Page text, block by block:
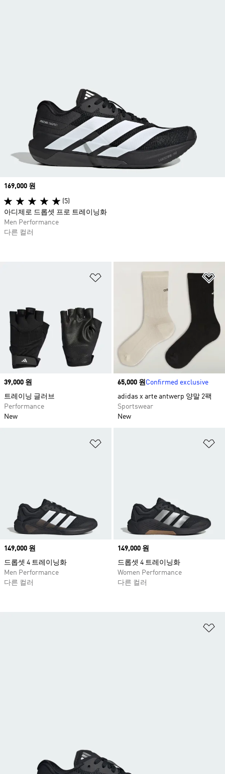
위시리스트 담기
Price
39,000 원
트레이닝 글러브
Performance
New
Price
65,000 원Confirmed exclusive
adidas x arte antwerp 양말 2팩
Sportswear
New
Price
149,000 원
드롭셋 4 트레이닝화
Men Performance
다른 컬러
Price
149,000 원
드롭셋 4 트레이닝화
Women Performance
다른 컬러
Price
169,000 원
(5)
아디제로 드롭셋 프로 트레이닝화
Men Performance
다른 컬러